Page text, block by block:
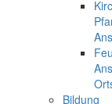
Bildung